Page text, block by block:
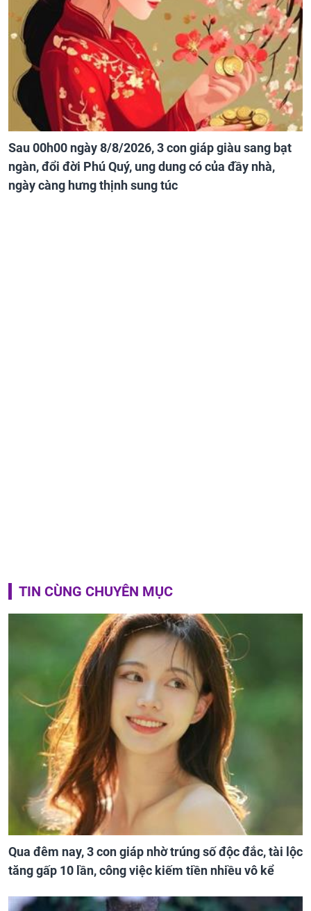
Sau 00h00 ngày 8/8/2026, 3 con giáp giàu sang bạt
ngàn, đổi đời Phú Quý, ung dung có của đầy nhà,
ngày càng hưng thịnh sung túc
TIN CÙNG CHUYÊN MỤC
Qua đêm nay, 3 con giáp nhờ trúng số độc đắc, tài lộc
tăng gấp 10 lần, công việc kiếm tiền nhiều vô kể